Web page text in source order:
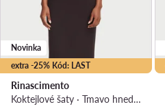
extra -25% Kód: LAST
Novinka
Rinascimento
Koktejlové šaty · Tmavo hnedá · Midi